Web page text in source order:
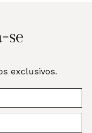
se
exclusivos.